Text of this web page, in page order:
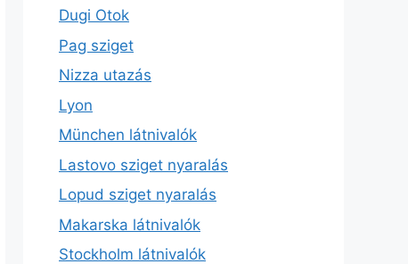
Dugi Otok
Pag sziget
Nizza utazás
Lyon
München látnivalók
Lastovo sziget nyaralás
Lopud sziget nyaralás
Makarska látnivalók
Stockholm látnivalók